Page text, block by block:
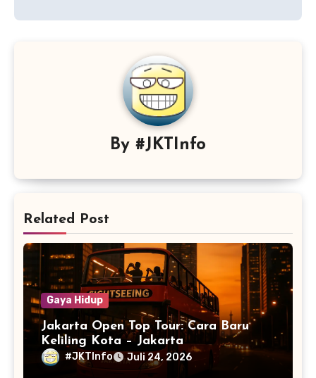
By #JKTInfo
Related Post
Gaya Hidup
Jakarta Open Top Tour: Cara Baru
Keliling Kota – Jakarta
#JKTInfo Juli 24, 2026